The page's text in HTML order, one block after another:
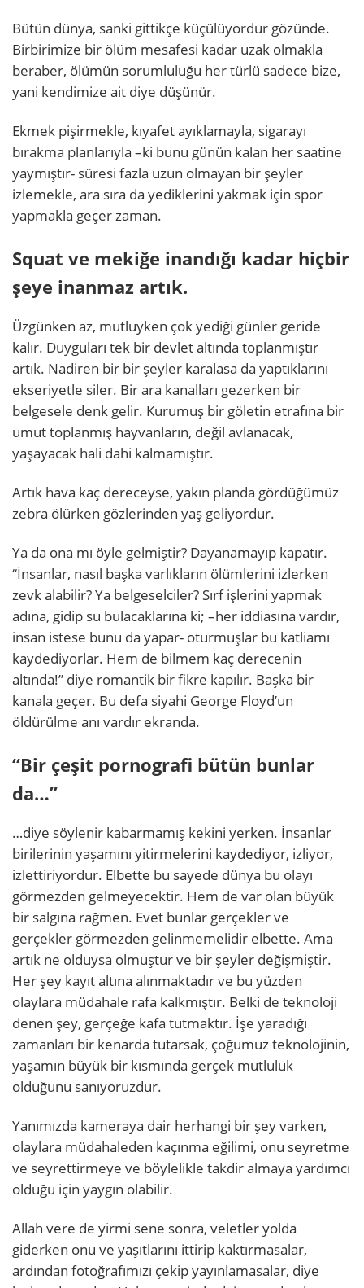
Bütün dünya, sanki gittikçe küçülüyordur gözünde.
Birbirimize bir ölüm mesafesi kadar uzak olmakla
beraber, ölümün sorumluluğu her türlü sadece bize,
yani kendimize ait diye düşünür.
Ekmek pişirmekle, kıyafet ayıklamayla, sigarayı
bırakma planlarıyla –ki bunu günün kalan her saatine
yaymıştır- süresi fazla uzun olmayan bir şeyler
izlemekle, ara sıra da yediklerini yakmak için spor
yapmakla geçer zaman.
Squat ve mekiğe inandığı kadar hiçbir
şeye inanmaz artık.
Üzgünken az, mutluyken çok yediği günler geride
kalır. Duyguları tek bir devlet altında toplanmıştır
artık. Nadiren bir bir şeyler karalasa da yaptıklarını
ekseriyetle siler. Bir ara kanalları gezerken bir
belgesele denk gelir. Kurumuş bir göletin etrafına bir
umut toplanmış hayvanların, değil avlanacak,
yaşayacak hali dahi kalmamıştır.
Artık hava kaç dereceyse, yakın planda gördüğümüz
zebra ölürken gözlerinden yaş geliyordur.
Ya da ona mı öyle gelmiştir? Dayanamayıp kapatır.
“İnsanlar, nasıl başka varlıkların ölümlerini izlerken
zevk alabilir? Ya belgeselciler? Sırf işlerini yapmak
adına, gidip su bulacaklarına ki; –her iddiasına vardır,
insan istese bunu da yapar- oturmuşlar bu katliamı
kaydediyorlar. Hem de bilmem kaç derecenin
altında!” diye romantik bir fikre kapılır. Başka bir
kanala geçer. Bu defa siyahi George Floyd’un
öldürülme anı vardır ekranda.
“Bir çeşit pornografi bütün bunlar
da…”
…diye söylenir kabarmamış kekini yerken. İnsanlar
birilerinin yaşamını yitirmelerini kaydediyor, izliyor,
izlettiriyordur. Elbette bu sayede dünya bu olayı
görmezden gelmeyecektir. Hem de var olan büyük
bir salgına rağmen. Evet bunlar gerçekler ve
gerçekler görmezden gelinmemelidir elbette. Ama
artık ne olduysa olmuştur ve bir şeyler değişmiştir.
Her şey kayıt altına alınmaktadır ve bu yüzden
olaylara müdahale rafa kalkmıştır. Belki de teknoloji
denen şey, gerçeğe kafa tutmaktır. İşe yaradığı
zamanları bir kenarda tutarsak, çoğumuz teknolojinin,
yaşamın büyük bir kısmında gerçek mutluluk
olduğunu sanıyoruzdur.
Yanımızda kameraya dair herhangi bir şey varken,
olaylara müdahaleden kaçınma eğilimi, onu seyretme
ve seyrettirmeye ve böylelikle takdir almaya yardımcı
olduğu için yaygın olabilir.
Allah vere de yirmi sene sonra, veletler yolda
giderken onu ve yaşıtlarını ittirip kaktırmasalar,
ardından fotoğrafımızı çekip yayınlamasalar, diye